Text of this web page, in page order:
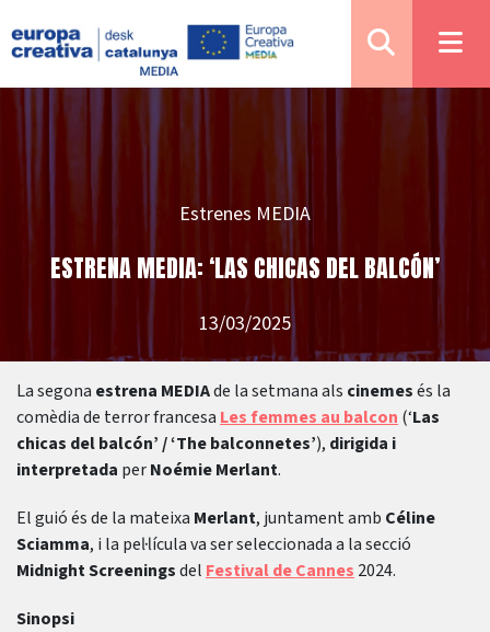
Estrenes MEDIA
ESTRENA MEDIA: ‘LAS CHICAS DEL BALCÓN’
13/03/2025
La segona estrena MEDIAde la setmana als cinemesés la
comèdia de terror francesa Les femmes au balcon (‘Las
chicas del balcón’ / ‘The balconnetes’), dirigida i
interpretada perNoémie Merlant.
El guió és de la mateixa Merlant, juntament amb Céline
Sciamma, i la pel·lícula va ser seleccionada a la secció
Midnight Screeningsdel Festival de Cannes 2024.
Sinopsi